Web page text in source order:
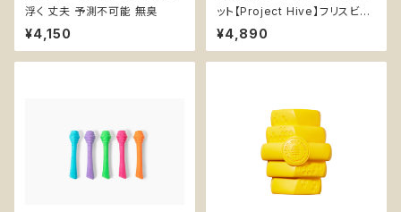
浮く 丈夫 予測不可能 無臭
¥4,150
ット【Project Hive】フリスビー
知育玩具 浮く エンリッチメント
¥4,890